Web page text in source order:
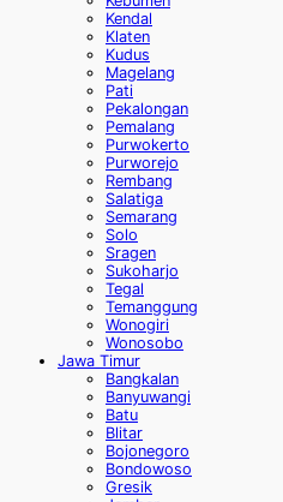
Kendal
Klaten
Kudus
Magelang
Pati
Pekalongan
Pemalang
Purwokerto
Purworejo
Rembang
Salatiga
Semarang
Solo
Sragen
Sukoharjo
Tegal
Temanggung
Wonogiri
Wonosobo
Jawa Timur
Bangkalan
Banyuwangi
Batu
Blitar
Bojonegoro
Bondowoso
Gresik